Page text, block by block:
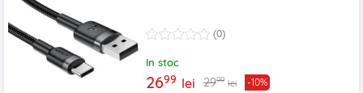
(0)
In stoc
2699 lei 2999 lei -10%